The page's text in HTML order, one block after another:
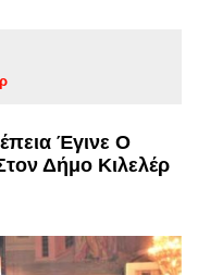
Έγινε Ο
Δήμο Κιλελέρ